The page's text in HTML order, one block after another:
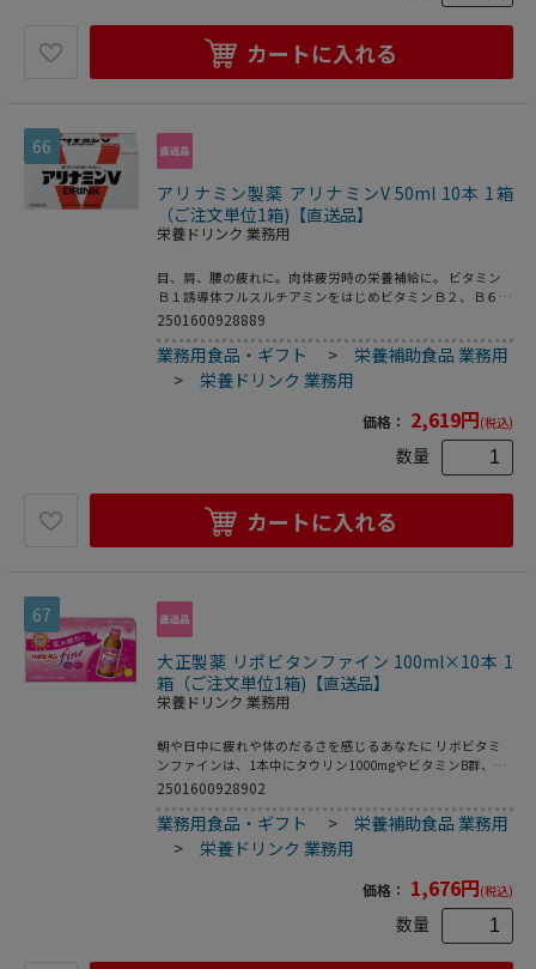
カートに入れる
66
アリナミン製薬 アリナミンV 50ml 10本 1箱
（ご注文単位1箱)【直送品】
栄養ドリンク 業務用
目、肩、腰の疲れに。肉体疲労時の栄養補給に。 ビタミン
Ｂ１誘導体フルスルチアミンをはじめビタミンＢ２、Ｂ６な
どを配合。ほどよい苦味に甘味と酸味を加えたミニドリンク
品●注文単位：１箱（５０ｍｌ×１０本）生産国：日本商品
区分：医薬部外品メーカー：アリナミン製薬株式会社※メー
カーの都合により、パッケージ・仕様等は予告なく変更にな
2501600928889
業務用食品・ギフト > 栄養補助食品 業務用
> 栄養ドリンク 業務用
価格： 2,619円(税込)
数量
カートに入れる
67
大正製薬 リポビタンファイン 100ml×10本 1
箱（ご注文単位1箱)【直送品】
栄養ドリンク 業務用
朝や日中に疲れや体のだるさを感じるあなたに リボビタミ
ンファインは、1本中にタウリン1000mgやビタミンB群、カ
ルニチンなどを配合したドリンク剤です。ピーチ＆グレープ
する方の栄養補給にもおすすめです。 ●注文単位：１箱
（１０本）●内容量（１本あたり）：１００ｍｌ●指定医薬
部外品●ピーチ＆グレープフルーツ風味●効能・効果：○疲
労の回復・予防○体力、身体抵抗力又は集中力の維持・改善
○日常生活における栄養不良に伴う身体不調の改善・予防：
疲れやすい・疲れが残る・体力がない・身体が重い・身体が
だるい、肌の不調（肌荒れ、肌の乾燥）、目の疲れ、肩・
2501600928902
業務用食品・ギフト > 栄養補助食品 業務用
> 栄養ドリンク 業務用
価格： 1,676円(税込)
数量